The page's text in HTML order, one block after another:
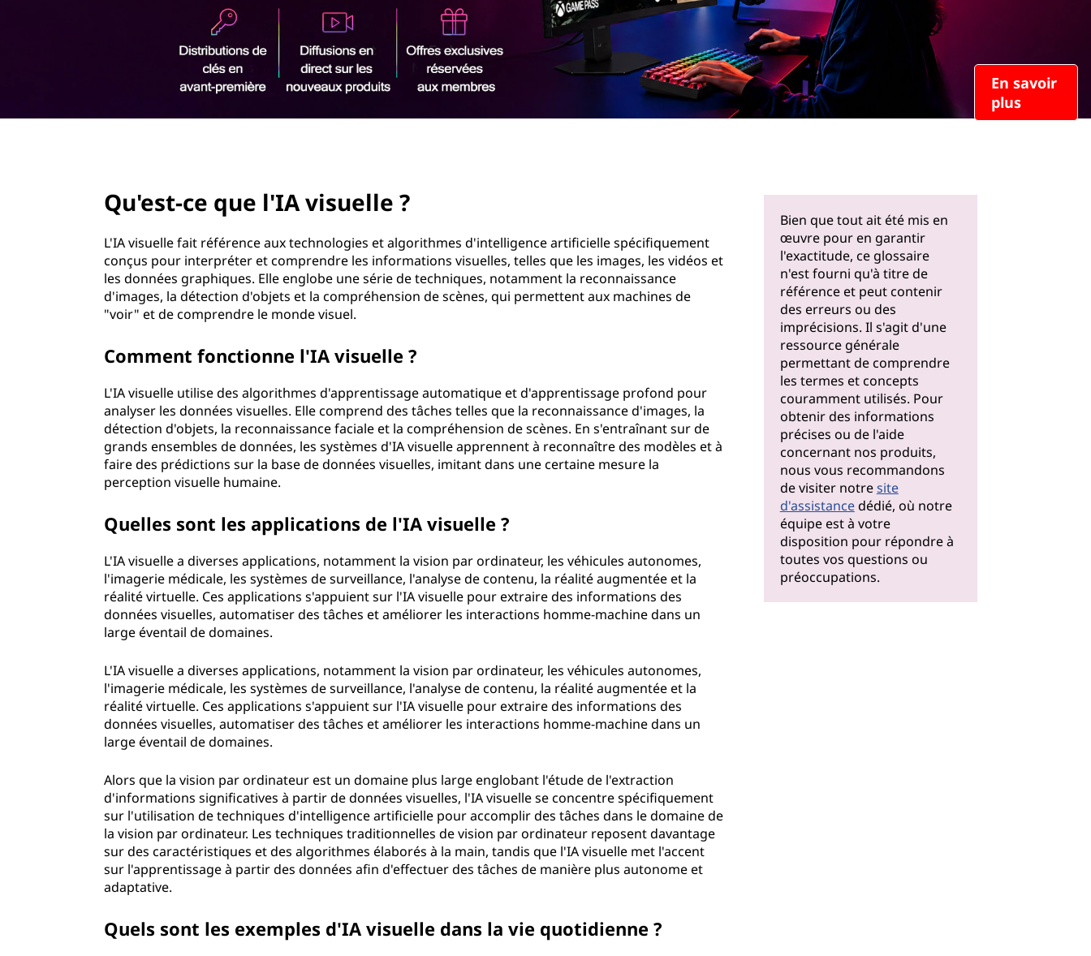
a
En savoir
plus
Qu'est-ce que l'IA visuelle ?
L'IA visuelle fait référence aux technologies et algorithmes d'intelligence artificielle spécifiquement
conçus pour interpréter et comprendre les informations visuelles, telles que les images, les vidéos et
les données graphiques. Elle englobe une série de techniques, notamment la reconnaissance
d'images, la détection d'objets et la compréhension de scènes, qui permettent aux machines de
"voir" et de comprendre le monde visuel.
Comment fonctionne l'IA visuelle ?
L'IA visuelle utilise des algorithmes d'apprentissage automatique et d'apprentissage profond pour
analyser les données visuelles. Elle comprend des tâches telles que la reconnaissance d'images, la
détection d'objets, la reconnaissance faciale et la compréhension de scènes. En s'entraînant sur de
grands ensembles de données, les systèmes d'IA visuelle apprennent à reconnaître des modèles et à
faire des prédictions sur la base de données visuelles, imitant dans une certaine mesure la
perception visuelle humaine.
Quelles sont les applications de l'IA visuelle ?
L'IA visuelle a diverses applications, notamment la vision par ordinateur, les véhicules autonomes,
l'imagerie médicale, les systèmes de surveillance, l'analyse de contenu, la réalité augmentée et la
réalité virtuelle. Ces applications s'appuient sur l'IA visuelle pour extraire des informations des
données visuelles, automatiser des tâches et améliorer les interactions homme-machine dans un
large éventail de domaines.
L'IA visuelle a diverses applications, notamment la vision par ordinateur, les véhicules autonomes,
l'imagerie médicale, les systèmes de surveillance, l'analyse de contenu, la réalité augmentée et la
réalité virtuelle. Ces applications s'appuient sur l'IA visuelle pour extraire des informations des
données visuelles, automatiser des tâches et améliorer les interactions homme-machine dans un
large éventail de domaines.
Alors que la vision par ordinateur est un domaine plus large englobant l'étude de l'extraction
d'informations significatives à partir de données visuelles, l'IA visuelle se concentre spécifiquement
sur l'utilisation de techniques d'intelligence artificielle pour accomplir des tâches dans le domaine de
la vision par ordinateur. Les techniques traditionnelles de vision par ordinateur reposent davantage
sur des caractéristiques et des algorithmes élaborés à la main, tandis que l'IA visuelle met l'accent
sur l'apprentissage à partir des données afin d'effectuer des tâches de manière plus autonome et
adaptative.
Quels sont les exemples d'IA visuelle dans la vie quotidienne ?
Bien que tout ait été mis en
œuvre pour en garantir
l'exactitude, ce glossaire
n'est fourni qu'à titre de
référence et peut contenir
des erreurs ou des
imprécisions. Il s'agit d'une
ressource générale
permettant de comprendre
les termes et concepts
couramment utilisés. Pour
obtenir des informations
précises ou de l'aide
concernant nos produits,
nous vous recommandons
de visiter notresite
d'assistancedédié, où notre
équipe est à votre
disposition pour répondre à
toutes vos questions ou
préoccupations.